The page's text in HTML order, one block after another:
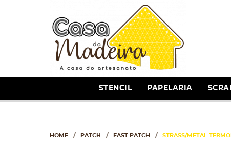
STENCIL PAPELARIA
HOME PATCH FAST PATCH STRASS/METAL